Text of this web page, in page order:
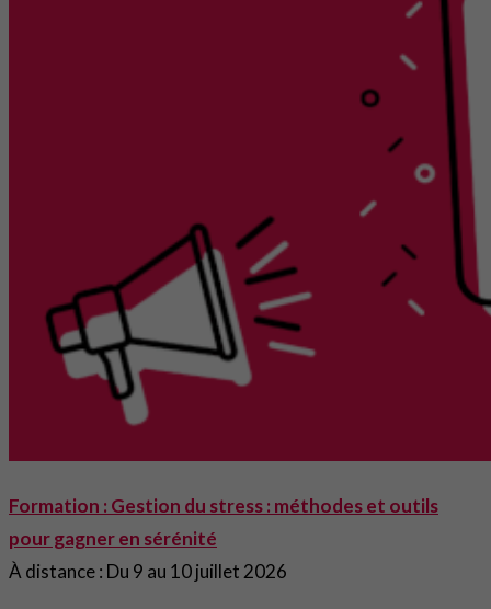
Formation : Gestion du stress : méthodes et outils
pour gagner en sérénité
À distance : Du 9 au 10 juillet 2026